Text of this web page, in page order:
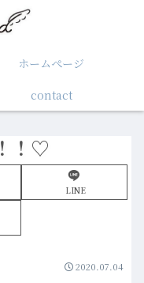
ホームぺージ
contact
！♡
LINE
2020.07.04